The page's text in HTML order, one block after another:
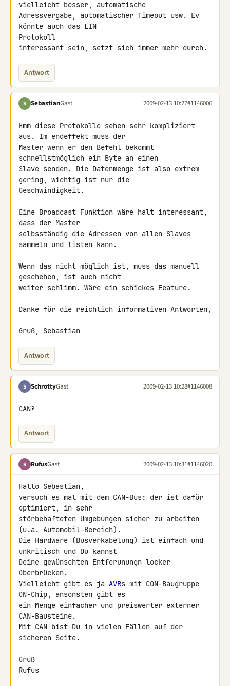
vielleicht besser, automatische
Adressvergabe, automatischer Timeout usw. Ev
könnte auch das LIN
Protokoll
interessant sein, setzt sich immer mehr durch.
Antwort
S SebastianGast 2009-02-13 10:27#1146006
Hmm diese Protokolle sehen sehr kompliziert
aus. Im endeffekt muss der
Master wenn er den Befehl bekommt
schnellstmöglich ein Byte an einen
Slave senden. Die Datenmenge ist also extrem
gering, wichtig ist nur die
Geschwindigkeit.
Eine Broadcast Funktion wäre halt interessant,
dass der Master
selbsständig die Adressen von allen Slaves
sammeln und listen kann.
Wenn das nicht möglich ist, muss das manuell
geschehen, ist auch nicht
weiter schlimm. Wäre ein schickes Feature.
Danke für die reichlich informativen Antworten,
Gruß, Sebastian
Antwort
S SchrottyGast 2009-02-13 10:28#1146008
CAN?
Antwort
R RufusGast 2009-02-13 10:31#1146020
Hallo Sebastian,
versuch es mal mit dem CAN-Bus: der ist dafür
optimiert, in sehr
störbehafteten Umgebungen sicher zu arbeiten
(u.a. Automobil-Bereich).
Die Hardware (Busverkabelung) ist einfach und
unkritisch und Du kannst
Deine gewünschten Entferunungn locker
überbrücken.
Vielleicht gibt es ja AVRs mit CON-Baugruppe
ON-Chip, ansonsten gibt es
ein Menge einfacher und preiswerter externer
CAN-Bausteine.
Mit CAN bist Du in vielen Fällen auf der
sicheren Seite.
Gruß
Rufus